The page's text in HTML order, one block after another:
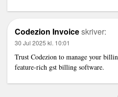
Codezion Invoiceskriver:
30 Jul 2025 kl. 10:01
Trust Codezion to manage your
feature-rich gst billing software.